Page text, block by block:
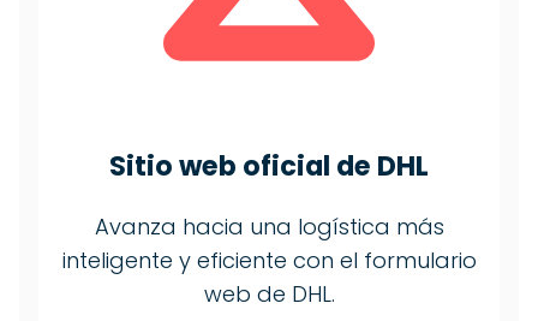
Sitio web oficial de DHL
Avanza hacia una logística más
inteligente y eficiente con el formulario
web de DHL.